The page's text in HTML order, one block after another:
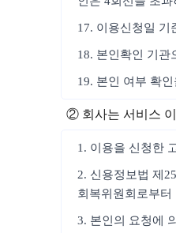
17. 이용신청일 기
18. 본인확인 기관
19. 본인 여부 확
② 회사는 서비스
1. 이용을 신청한
2. 신용정보법 제
회복위원회로부
3. 본인의 요청에